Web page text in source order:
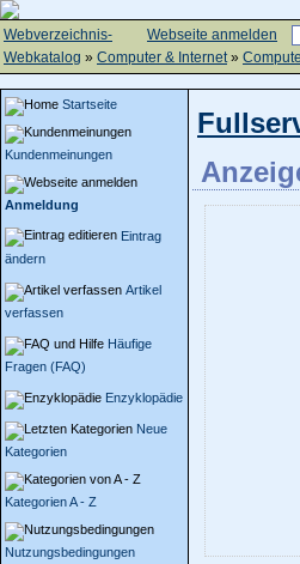
Webseite anmelden
Webverzeichnis-
Webkatalog » Computer & Internet»
Startseite
Kundenmeinungen
Anmeldung
Eintrag
ändern
Artikel
verfassen
Häufige
Fragen (FAQ)
Enzyklopädie
Neue
Kategorien
Kategorien A - Z
Nutzungsbedingungen